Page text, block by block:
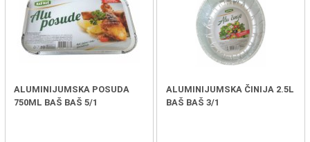
ALUMINIJUMSKA POSUDA
750ML BAŠ BAŠ 5/1
ALUMINIJUMSKA ČINIJA 2.5L
BAŠ BAŠ 3/1